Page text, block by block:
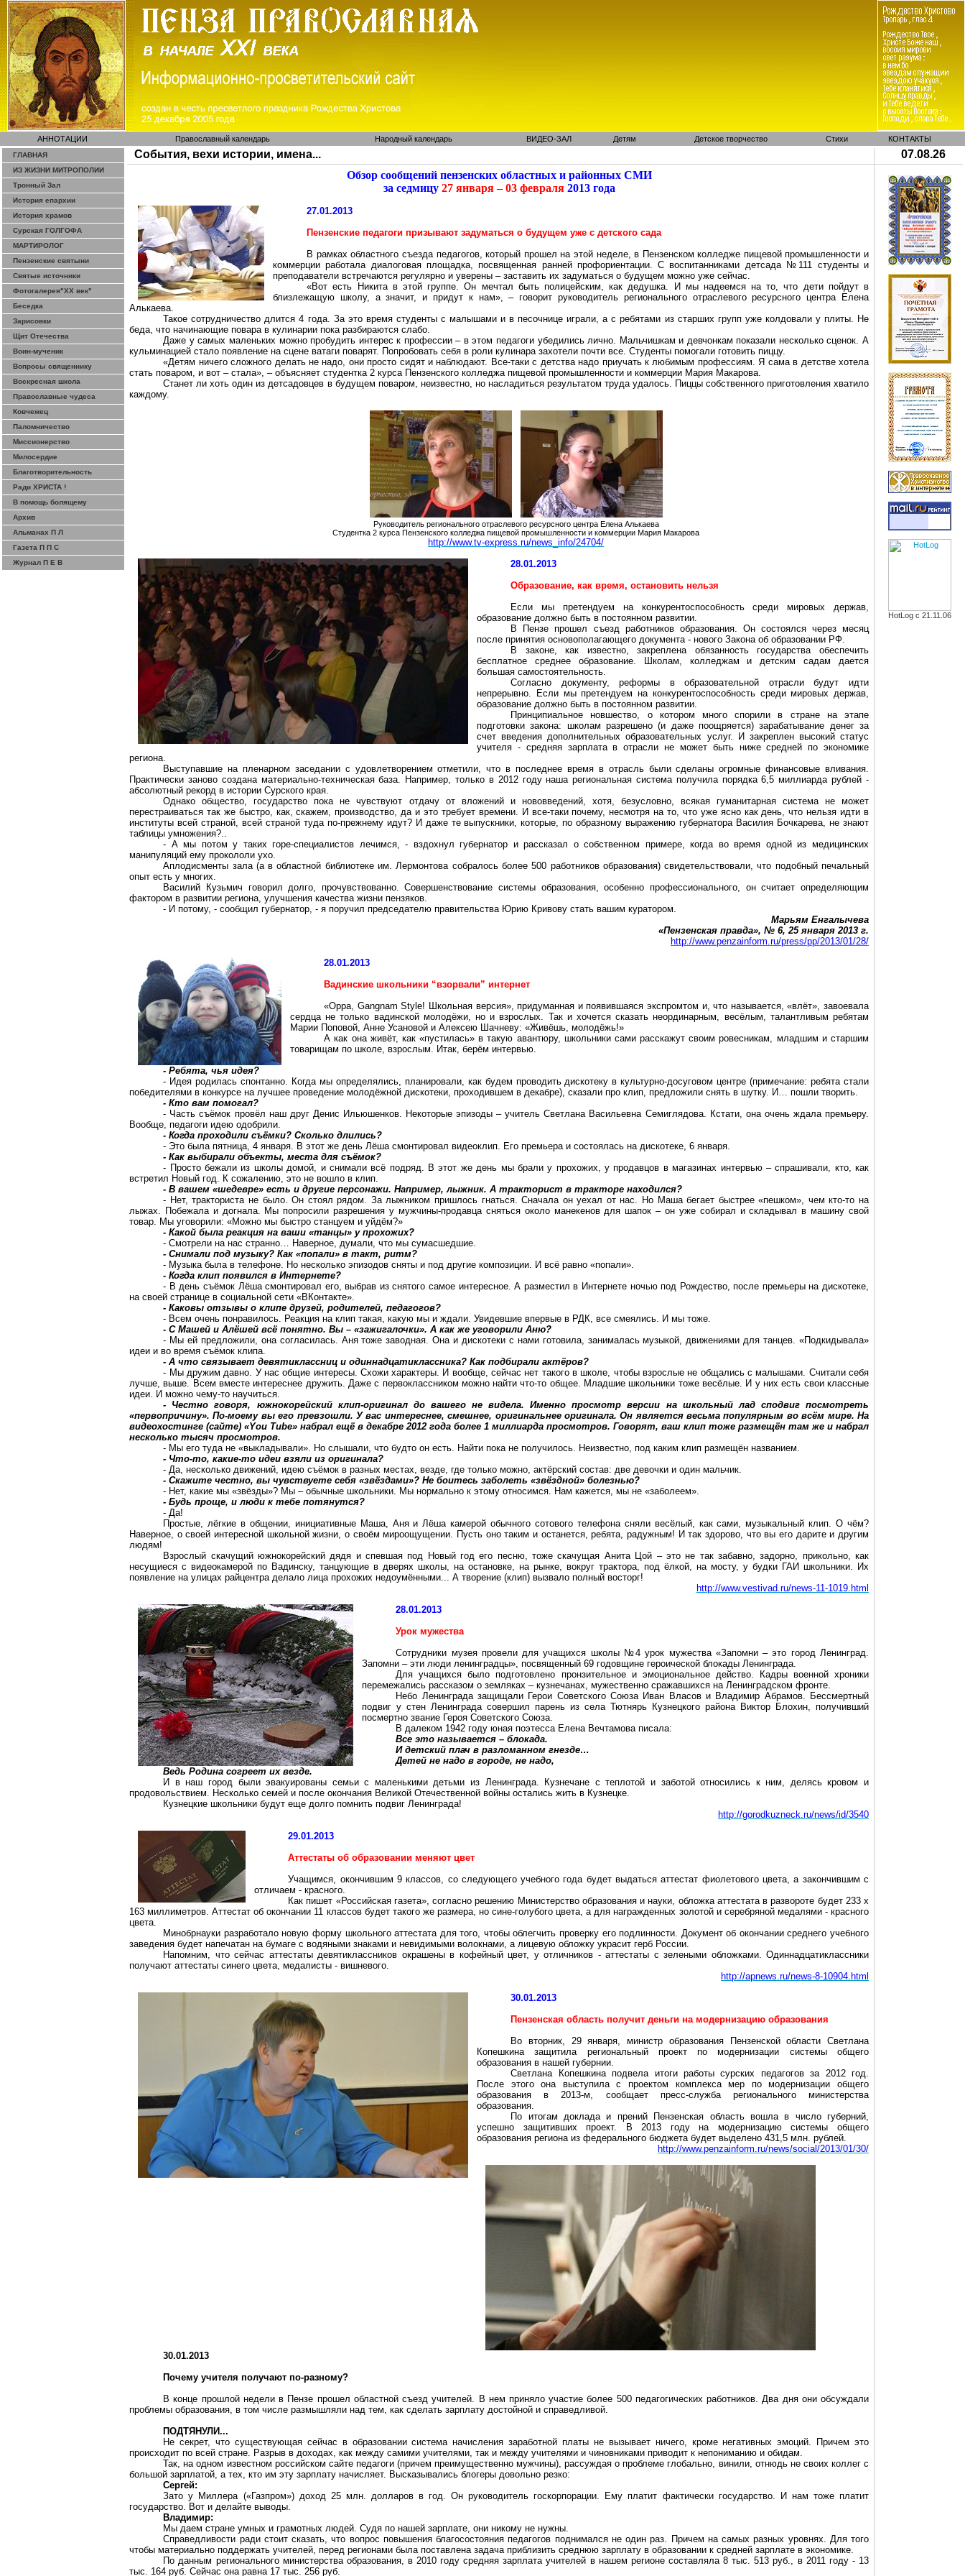
АННОТАЦИИ Православный календарь Народный календарь ВИДЕО-ЗАЛ Детям Детское творчество Стихи КОНТАКТЫ
ГЛАВНАЯ
ИЗ ЖИЗНИ МИТРОПОЛИИ
Тронный Зал
История епархии
История храмов
Сурская ГОЛГОФА
МАРТИРОЛОГ
Пензенские святыни
Святые источники
Фотогалерея"ХХ век"
Беседка
Зарисовки
Щит Отечества
Воин-мученик
Вопросы священнику
Воскресная школа
Православные чудеса
Ковчежец
Паломничество
Миссионерство
Милосердие
Благотворительность
Ради ХРИСТА !
В помощь болящему
Архив
Альманах П Л
Газета П П С
Журнал П Е В
События, вехи истории, имена...
07.08.26
Обзор сообщений пензенских областных и районных СМИ
за седмицу27 января – 03 февраля2013 года
27.01.2013
Пензенские педагоги призывают задуматься о будущем уже с детского сада
В рамках областного съезда педагогов, который прошел на этой неделе, в Пензенском колледже пищевой промышленности и
коммерции работала диалоговая площадка, посвященная ранней профориентации. С воспитанниками детсада №111 студенты и
преподаватели встречаются регулярно и уверены – заставить их задуматься о будущем можно уже сейчас.
«Вот есть Никита в этой группе. Он мечтал быть полицейским, как дедушка. И мы надеемся на то, что дети пойдут в
близлежащую школу, а значит, и придут к нам», – говорит руководитель регионального отраслевого ресурсного центра Елена
Алькаева.
Такое сотрудничество длится 4 года. За это время студенты с малышами и в песочнице играли, а с ребятами из старших групп уже колдовали у плиты. Не
беда, что начинающие повара в кулинарии пока разбираются слабо.
Даже у самых маленьких можно пробудить интерес к профессии – в этом педагоги убедились лично. Мальчишкам и девчонкам показали несколько сценок. А
кульминацией стало появление на сцене ватаги поварят. Попробовать себя в роли кулинара захотели почти все. Студенты помогали готовить пиццу.
«Детям ничего сложного делать не надо, они просто сидят и наблюдают. Все-таки с детства надо приучать к любимым профессиям. Я сама в детстве хотела
стать поваром, и вот – стала», – объясняет студентка 2 курса Пензенского колледжа пищевой промышленности и коммерции Мария Макарова.
Станет ли хоть один из детсадовцев в будущем поваром, неизвестно, но насладиться результатом труда удалось. Пиццы собственного приготовления хватило
каждому.
Руководитель регионального отраслевого ресурсного центра Елена Алькаева
Студентка 2 курса Пензенского колледжа пищевой промышленности и коммерции Мария Макарова
http://www.tv-express.ru/news_info/24704/
28.01.2013
Образование, как время, остановить нельзя
Если мы претендуем на конкурентоспособность среди мировых держав,
образование должно быть в постоянном развитии.
В Пензе прошел съезд работников образования. Он состоялся через месяц
после принятия основополагающего документа - нового Закона об образовании РФ.
В законе, как известно, закреплена обязанность государства обеспечить
бесплатное среднее образование. Школам, колледжам и детским садам дается
большая самостоятельность.
Согласно документу, реформы в образовательной отрасли будут идти
непрерывно. Если мы претендуем на конкурентоспособность среди мировых держав,
образование должно быть в постоянном развитии.
Принципиальное новшество, о котором много спорили в стране на этапе
подготовки закона: школам разрешено (и даже поощряется) зарабатывание денег за
счет введения дополнительных образовательных услуг. И закреплен высокий статус
учителя - средняя зарплата в отрасли не может быть ниже средней по экономике
региона.
Выступавшие на пленарном заседании с удовлетворением отметили, что в последнее время в отрасль были сделаны огромные финансовые вливания.
Практически заново создана материально-техническая база. Например, только в 2012 году наша региональная система получила порядка 6,5 миллиарда рублей -
абсолютный рекорд в истории Сурского края.
Однако общество, государство пока не чувствуют отдачу от вложений и нововведений, хотя, безусловно, всякая гуманитарная система не может
перестраиваться так же быстро, как, скажем, производство, да и это требует времени. И все-таки почему, несмотря на то, что уже ясно как день, что нельзя идти в
институты всей страной, всей страной туда по-прежнему идут? И даже те выпускники, которые, по образному выражению губернатора Василия Бочкарева, не знают
таблицы умножения?..
- А мы потом у таких горе-специалистов лечимся, - вздохнул губернатор и рассказал о собственном примере, когда во время одной из медицинских
манипуляций ему прокололи ухо.
Аплодисменты зала (а в областной библиотеке им. Лермонтова собралось более 500 работников образования) свидетельствовали, что подобный печальный
опыт есть у многих.
Василий Кузьмич говорил долго, прочувствованно. Совершенствование системы образования, особенно профессионального, он считает определяющим
фактором в развитии региона, улучшения качества жизни пензяков.
- И потому, - сообщил губернатор, - я поручил председателю правительства Юрию Кривову стать вашим куратором.
Марьям Енгалычева
«Пензенская правда», № 6, 25 января2013 г.
http://www.penzainform.ru/press/pp/2013/01/28/
28.01.2013
Вадинские школьники “взорвали” интернет
«Oppa, Gangnam Style! Школьная версия», придуманная и появившаяся экспромтом и, что называется, «влёт», завоевала
сердца не только вадинской молодёжи, но и взрослых. Так и хочется сказать неординарным, весёлым, талантливым ребятам
Марии Поповой, Анне Усановой и Алексею Шачневу: «Живёшь, молодёжь!»
А как она живёт, как «пустилась» в такую авантюру, школьники сами расскажут своим ровесникам, младшим и старшим
товарищам по школе, взрослым. Итак, берём интервью.
- Ребята, чья идея?
- Идея родилась спонтанно. Когда мы определялись, планировали, как будем проводить дискотеку в культурно-досуговом центре (примечание: ребята стали
победителями в конкурсе на лучшее проведение молодёжной дискотеки, проходившем в декабре), сказали про клип, предложили снять в шутку. И… пошли творить.
- Кто вам помогал?
- Часть съёмок провёл наш друг Денис Ильюшенков. Некоторые эпизоды – учитель Светлана Васильевна Семиглядова. Кстати, она очень ждала премьеру.
Вообще, педагоги идею одобрили.
- Когда проходили съёмки? Сколько длились?
- Это была пятница, 4 января. В этот же день Лёша смонтировал видеоклип. Его премьера и состоялась на дискотеке, 6 января.
- Как выбирали объекты, места для съёмок?
- Просто бежали из школы домой, и снимали всё подряд. В этот же день мы брали у прохожих, у продавцов в магазинах интервью – спрашивали, кто, как
встретил Новый год. К сожалению, это не вошло в клип.
- В вашем «шедевре» есть и другие персонажи. Например, лыжник. А тракторист в тракторе находился?
- Нет, тракториста не было. Он стоял рядом. За лыжником пришлось гнаться. Сначала он уехал от нас. Но Маша бегает быстрее «пешком», чем кто-то на
лыжах. Побежала и догнала. Мы попросили разрешения у мужчины-продавца сняться около манекенов для шапок – он уже собирал и складывал в машину свой
товар. Мы уговорили: «Можно мы быстро станцуем и уйдём?»
- Какой была реакция на ваши «танцы» у прохожих?
- Смотрели на нас странно… Наверное, думали, что мы сумасшедшие.
- Снимали под музыку? Как «попали» в такт, ритм?
- Музыка была в телефоне. Но несколько эпизодов сняты и под другие композиции. И всё равно «попали».
- Когда клип появился в Интернете?
- В день съёмок Лёша смонтировал его, выбрав из снятого самое интересное. А разместил в Интернете ночью под Рождество, после премьеры на дискотеке,
на своей странице в социальной сети «ВКонтакте».
- Каковы отзывы о клипе друзей, родителей, педагогов?
- Всем очень понравилось. Реакция на клип такая, какую мы и ждали. Увидевшие впервые в РДК, все смеялись. И мы тоже.
- С Машей и Алёшей всё понятно. Вы – «зажигалочки». А как же уговорили Аню?
- Мы ей предложили, она согласилась. Аня тоже заводная. Она и дискотеки с нами готовила, занималась музыкой, движениями для танцев. «Подкидывала»
идеи и во время съёмок клипа.
- А что связывает девятиклассниц и одиннадцатиклассника? Как подбирали актёров?
- Мы дружим давно. У нас общие интересы. Схожи характеры. И вообще, сейчас нет такого в школе, чтобы взрослые не общались с малышами. Считали себя
лучше, выше. Всем вместе интереснее дружить. Даже с первоклассником можно найти что-то общее. Младшие школьники тоже весёлые. И у них есть свои классные
идеи. И можно чему-то научиться.
- Честно говоря, южнокорейский клип-оригинал до вашего не видела. Именно просмотр версии на школьный лад сподвиг посмотреть
«первопричину». По-моему вы его превзошли. У вас интереснее, смешнее, оригинальнее оригинала. Он является весьма популярным во всём мире. На
видеохостинге (сайте) «You Tube» набрал ещё в декабре 2012 года более 1 миллиарда просмотров. Говорят, ваш клип тоже размещён там же и набрал
несколько тысяч просмотров.
- Мы его туда не «выкладывали». Но слышали, что будто он есть. Найти пока не получилось. Неизвестно, под каким клип размещён названием.
- Что-то, какие-то идеи взяли из оригинала?
- Да, несколько движений, идею съёмок в разных местах, везде, где только можно, актёрский состав: две девочки и один мальчик.
- Скажите честно, вы чувствуете себя «звёздами»? Не боитесь заболеть «звёздной» болезнью?
- Нет, какие мы «звёзды»? Мы – обычные школьники. Мы нормально к этому относимся. Нам кажется, мы не «заболеем».
- Будь проще, и люди к тебе потянутся?
- Да!
Простые, лёгкие в общении, инициативные Маша, Аня и Лёша камерой обычного сотового телефона сняли весёлый, как сами, музыкальный клип. О чём?
Наверное, о своей интересной школьной жизни, о своём мироощущении. Пусть оно таким и останется, ребята, радужным! И так здорово, что вы его дарите и другим
людям!
Взрослый скачущий южнокорейский дядя и спевшая под Новый год его песню, тоже скачущая Анита Цой – это не так забавно, задорно, прикольно, как
несущиеся с видеокамерой по Вадинску, танцующие в дверях школы, на остановке, на рынке, вокруг трактора, под ёлкой, на мосту, у будки ГАИ школьники. Их
появление на улицах райцентра делало лица прохожих недоумёнными... А творение (клип) вызвало полный восторг!
http://www.vestivad.ru/news-11-1019.html
28.01.2013
Урок мужества
Сотрудники музея провели для учащихся школы №4 урок мужества «Запомни – это город Ленинград.
Запомни – эти люди ленинградцы», посвященный 69 годовщине героической блокады Ленинграда.
Для учащихся было подготовлено пронзительное и эмоциональное действо. Кадры военной хроники
перемежались рассказом о земляках – кузнечанах, мужественно сражавшихся на Ленинградском фронте.
Небо Ленинграда защищали Герои Советского Союза Иван Власов и Владимир Абрамов. Бессмертный
подвиг у стен Ленинграда совершил парень из села Тютнярь Кузнецкого района Виктор Блохин, получивший
посмертно звание Героя Советского Союза.
В далеком 1942 году юная поэтесса Елена Вечтамова писала:
Все это называется – блокада.
И детский плач в разломанном гнезде…
Детей не надо в городе, не надо,
Ведь Родина согреет их везде.
И в наш город были эвакуированы семьи с маленькими детьми из Ленинграда. Кузнечане с теплотой и заботой относились к ним, делясь кровом и
продовольствием. Несколько семей и после окончания Великой Отечественной войны остались жить в Кузнецке.
Кузнецкие школьники будут еще долго помнить подвиг Ленинграда!
http://gorodkuzneck.ru/news/id/3540
29.01.2013
Аттестаты об образовании меняют цвет
Учащимся, окончившим 9 классов, со следующего учебного года будет выдаться аттестат фиолетового цвета, а закончившим с
отличаем - красного.
Как пишет «Российская газета», согласно решению Министерство образования и науки, обложка аттестата в развороте будет 233 х
163 миллиметров. Аттестат об окончании 11 классов будет такого же размера, но сине-голубого цвета, а для награжденных золотой и серебряной медалями - красного
цвета.
Минобрнауки разработало новую форму школьного аттестата для того, чтобы облегчить проверку его подлинности. Документ об окончании среднего учебного
заведения будет напечатан на бумаге с водяными знаками и невидимыми волокнами, а лицевую обложку украсит герб России.
Напомним, что сейчас аттестаты девятиклассников окрашены в кофейный цвет, у отличников - аттестаты с зелеными обложками. Одиннадцатиклассники
получают аттестаты синего цвета, медалисты - вишневого.
http://apnews.ru/news-8-10904.html
30.01.2013
Пензенская область получит деньги на модернизацию образования
Во вторник, 29 января, министр образования Пензенской области Светлана
Копешкина защитила региональный проект по модернизации системы общего
образования в нашей губернии.
Светлана Копешкина подвела итоги работы сурских педагогов за 2012 год.
После этого она выступила с проектом комплекса мер по модернизации общего
образования в 2013-м, сообщает пресс-служба регионального министерства
образования.
По итогам доклада и прений Пензенская область вошла в число губерний,
успешно защитивших проект. В 2013 году на модернизацию системы общего
образования региона из федерального бюджета будет выделено 431,5 млн. рублей.
http://www.penzainform.ru/news/social/2013/01/30/
30.01.2013
Почему учителя получают по-разному?
В конце прошлой недели в Пензе прошел областной съезд учителей. В нем приняло участие более 500 педагогических работников. Два дня они обсуждали
проблемы образования, в том числе размышляли над тем, как сделать зарплату достойной и справедливой.
ПОДТЯНУЛИ...
Не секрет, что существующая сейчас в образовании система начисления заработной платы не вызывает ничего, кроме негативных эмоций. Причем это
происходит по всей стране. Разрыв в доходах, как между самими учителями, так и между учителями и чиновниками приводит к непониманию и обидам.
Так, на одном известном российском сайте педагоги (причем преимущественно мужчины), рассуждая о проблеме глобально, винили, отнюдь не своих коллег с
большой зарплатой, а тех, кто им эту зарплату начисляет. Высказывались блогеры довольно резко:
Сергей:
Зато у Миллера («Газпром») доход 25 млн. долларов в год. Он руководитель госкорпорации. Ему платит фактически государство. И нам тоже платит
государство. Вот и делайте выводы.
Владимир:
Мы даем стране умных и грамотных людей. Судя по нашей зарплате, они никому не нужны.
Справедливости ради стоит сказать, что вопрос повышения благосостояния педагогов поднимался не один раз. Причем на самых разных уровнях. Для того
чтобы материально поддержать учителей, перед регионами была поставлена задача приблизить среднюю зарплату в образовании к средней зарплате в экономике.
По данным регионального министерства образования, в 2010 году средняя зарплата учителей в нашем регионе составляла 8 тыс. 513 руб., в 2011 году - 13
тыс. 164 руб. Сейчас она равна 17 тыс. 256 руб.
HotLog с 21.11.06